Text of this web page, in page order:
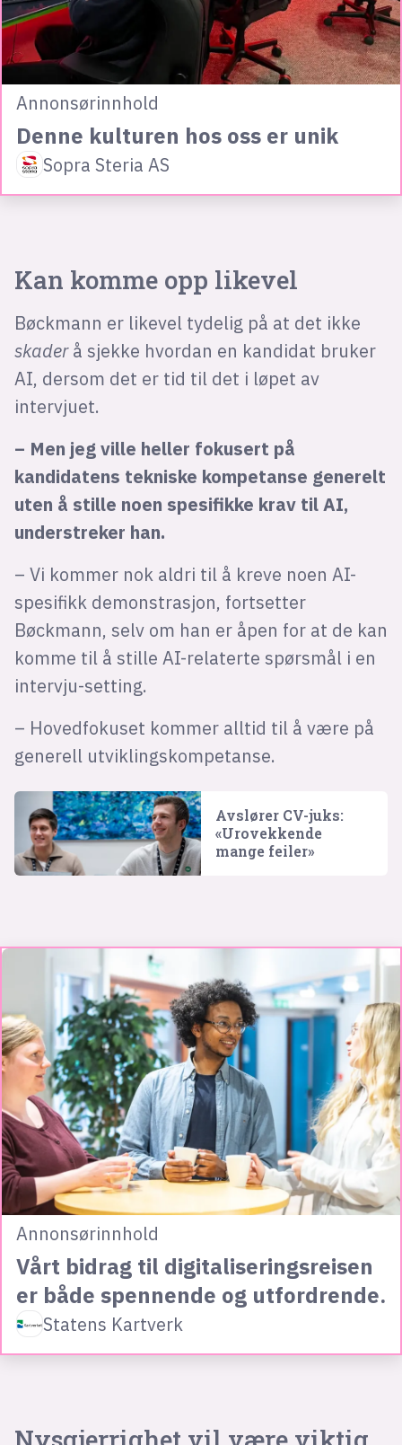
Annonsørinnhold
Denne kulturen hos oss er unik
Sopra Steria AS
Kan komme opp likevel
Bøckmann er likevel tydelig på at det ikke
skader å sjekke hvordan en kandidat bruker
AI, dersom det er tid til det i løpet av
intervjuet.
– Men jeg ville heller fokusert på
kandidatens tekniske kompetanse generelt
uten å stille noen spesifikke krav til AI,
understreker han.
– Vi kommer nok aldri til å kreve noen AI-
spesifikk demonstrasjon, fortsetter
Bøckmann, selv om han er åpen for at de kan
komme til å stille AI-relaterte spørsmål i en
intervju-setting.
– Hovedfokuset kommer alltid til å være på
generell utviklingskompetanse.
Avslører CV-juks:
«Urovekkende
mange feiler»
Annonsørinnhold
Vårt bidrag til digitaliseringsreisen
er både spennende og utfordrende.
Statens Kartverk